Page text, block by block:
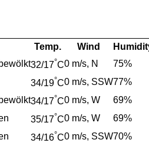
Temp. Wind
32/17°C0 m/s, N 75%
34/19°C0 m/s, SSW77%
34/17°C0 m/s, W 69%
35/17°C0 m/s, W 69%
34/16°C0 m/s, SSW70%